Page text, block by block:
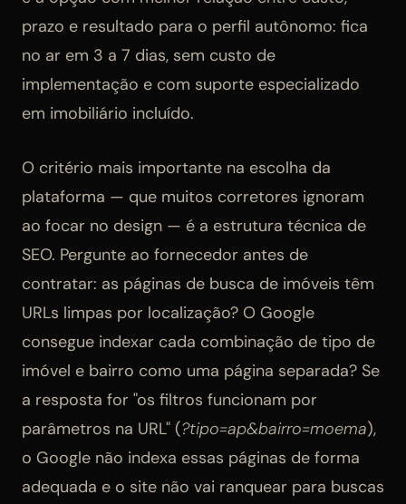
prazo e resultado para o perfil autônomo: fica
no ar em 3 a 7 dias, sem custo de
implementação e com suporte especializado
em imobiliário incluído.
O critério mais importante na escolha da
plataforma — que muitos corretores ignoram
ao focar no design — é a estrutura técnica de
SEO. Pergunte ao fornecedor antes de
contratar: as páginas de busca de imóveis têm
URLs limpas por localização? O Google
consegue indexar cada combinação de tipo de
imóvel e bairro como uma página separada? Se
a resposta for "os filtros funcionam por
parâmetros na URL" (?tipo=ap&bairro=moema),
o Google não indexa essas páginas de forma
adequada e o site não vai ranquear para buscas